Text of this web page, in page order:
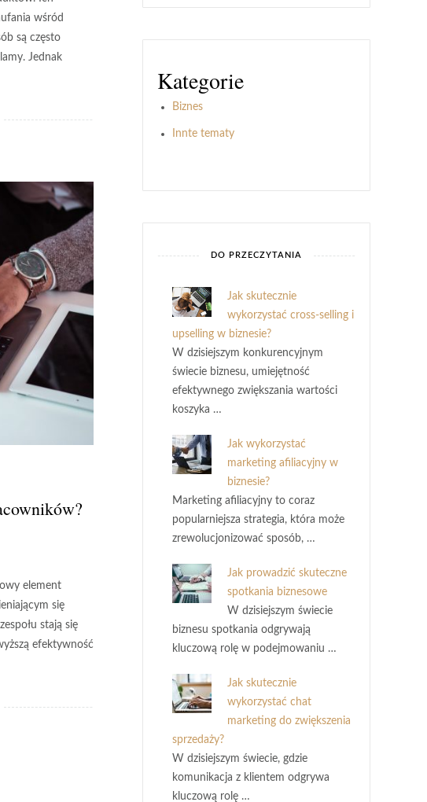
wśród
są często
Jednak
element
się
stają się
efektywność
Kategorie
Biznes
Innte tematy
DO PRZECZYTANIA
Jak skutecznie
wykorzystać cross-selling i
upselling w biznesie?
W dzisiejszym konkurencyjnym
świecie biznesu, umiejętność
efektywnego zwiększania wartości
koszyka …
Jak wykorzystać
marketing afiliacyjny w
biznesie?
Marketing afiliacyjny to coraz
popularniejsza strategia, która może
zrewolucjonizować sposób, …
Jak prowadzić skuteczne
spotkania biznesowe
W dzisiejszym świecie
biznesu spotkania odgrywają
kluczową rolę w podejmowaniu …
Jak skutecznie
wykorzystać chat
marketing do zwiększenia
sprzedaży?
W dzisiejszym świecie, gdzie
komunikacja z klientem odgrywa
kluczową rolę …